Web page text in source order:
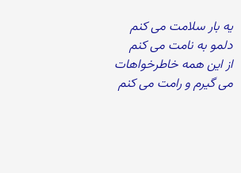
یه بار سلامت می کنم
دلمو به نامت می کنم
از این همه خاطرخواهات
می گیرم و رامت می کنم